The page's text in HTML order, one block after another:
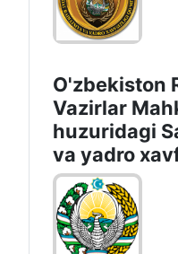
O'zbekiston
Vazirlar
huzuridagi
va yadro